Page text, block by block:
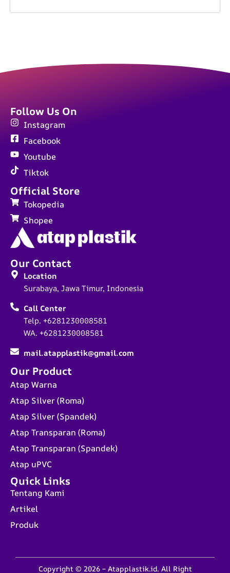
Quick Links
Tentang Kami
Artikel
Produk
Our Product
Atap Warna
Atap Silver (Roma)
Atap Silver (Spandek)
Atap Transparan (Roma)
Atap Transparan (Spandek)
Atap uPVC
Our Contact
Location
Surabaya, Jawa Timur, Indonesia
Call Center
Telp. +6281230008581
WA. +6281230008581
mail.atapplastik@gmail.com
Official Store
Tokopedia
Shopee
Follow Us On
Instagram
Facebook
Youtube
Tiktok
Copyright © 2026 – Atapplastik.id. All Right